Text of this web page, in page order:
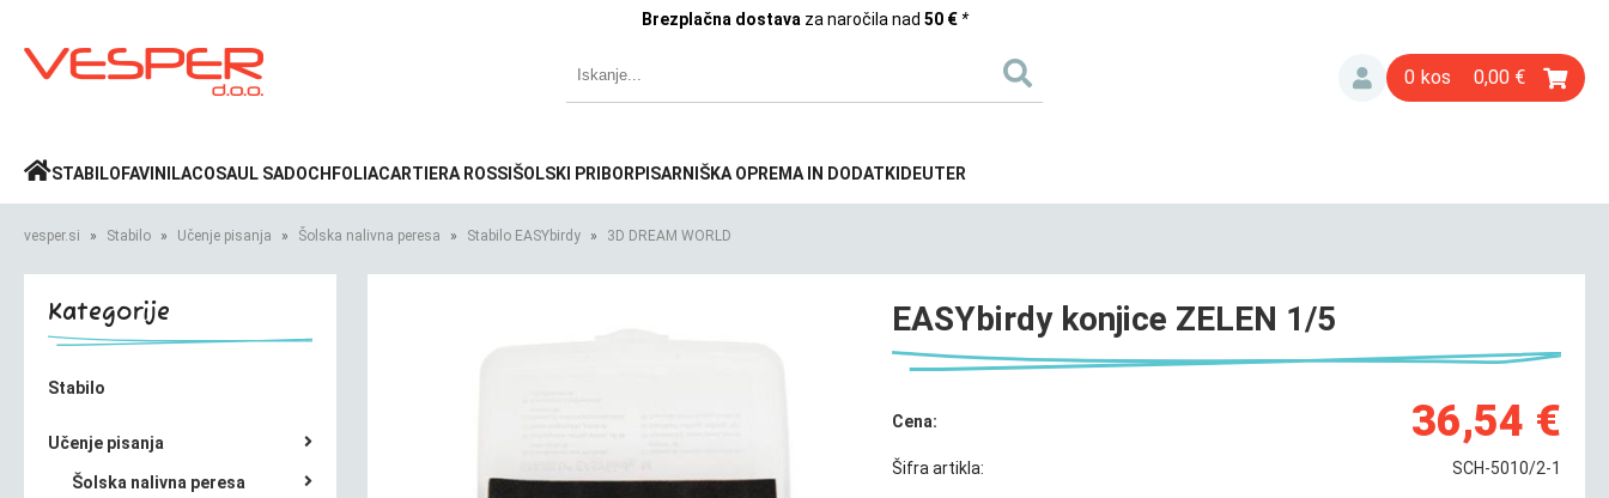
Brezplačna dostava za naročila nad 50 € *
Prijava» 0 0,00
STABILO FAVINI LACOSAUL SADOCH FOLIACARTIERA ROSSI ŠOLSKI PRIBOR PISARNIŠKA OPREMA IN DODATKI DEUTER
vesper.si Stabilo Učenje pisanja Šolska nalivna peresa Stabilo EASYbirdy 3D DREAM WORLD
Kategorije
Stabilo
Učenje pisanja
Šolska nalivna peresa
EASYbirdy konjice ZELEN 1/5
Cena: 36,54 €
Šifra artikla: SCH-5010/2-1